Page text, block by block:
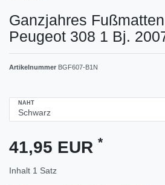
Ganzjahres
Peugeot 308 1 Bj.
Artikelnummer BGF607-B1N
NAHT
41,95 EUR *
Inhalt 1 Satz